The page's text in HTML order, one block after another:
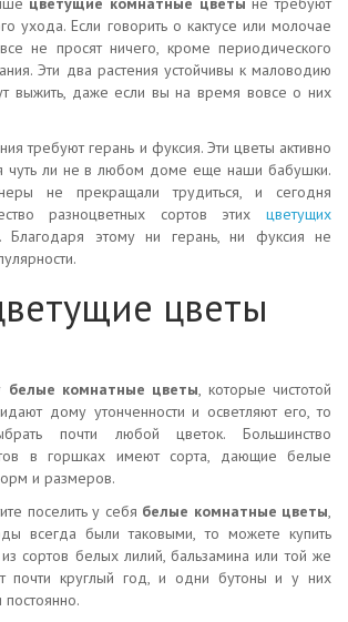
ухода. Если говорить о кактусе или молочае
не просят ничего, кроме периодического
Эти два растения устойчивы к маловодию
выжить, даже если вы на время вовсе о них
требуют герань и фуксия. Эти цветы активно
чуть ли не в любом доме еще наши бабушки.
не прекращали трудиться, и сегодня
разноцветных сортов этих цветущих
. Благодаря этому ни герань, ни фуксия не
цветы
белые комнатные цветы, которые чистотой
дому утонченности и осветляют его, то
почти любой цветок. Большинство
в горшках имеют сорта, дающие белые
и размеров.
поселить у себя белые комнатные цветы,
всегда были таковыми, то можете купить
сортов белых лилий, бальзамина или той же
почти круглый год, и одни бутоны и у них